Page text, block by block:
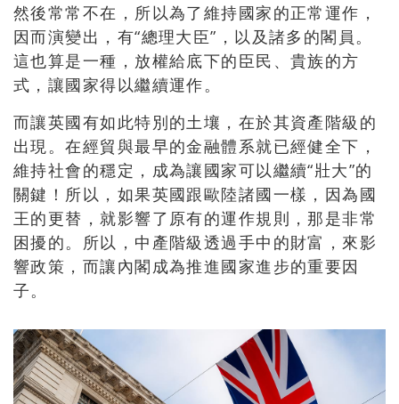
然後常常不在，所以為了維持國家的正常運作，
因而演變出，有“總理大臣”，以及諸多的閣員。
這也算是一種，放權給底下的臣民、貴族的方
式，讓國家得以繼續運作。
而讓英國有如此特別的土壤，在於其資產階級的
出現。在經貿與最早的金融體系就已經健全下，
維持社會的穩定，成為讓國家可以繼續“壯大”的
關鍵！所以，如果英國跟歐陸諸國一樣，因為國
王的更替，就影響了原有的運作規則，那是非常
困擾的。所以，中產階級透過手中的財富，來影
響政策，而讓內閣成為推進國家進步的重要因
子。